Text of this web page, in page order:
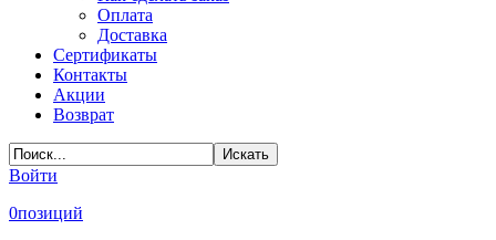
Оплата
Доставка
Сертификаты
Контакты
Акции
Возврат
Войти
0позиций